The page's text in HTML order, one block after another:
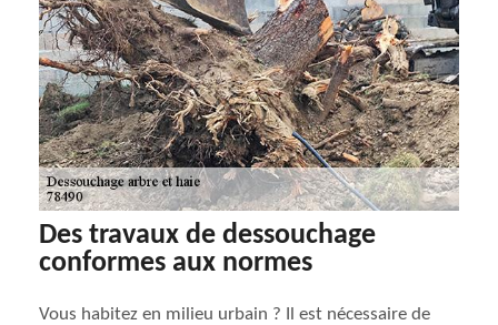
Des travaux de dessouchage
conformes aux normes
Vous habitez en milieu urbain ? Il est nécessaire de